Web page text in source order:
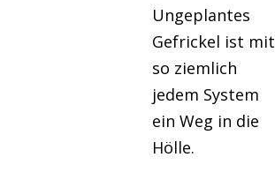
Ungeplantes
Gefrickel ist mit
so ziemlich
jedem System
ein Weg in die
Hölle.